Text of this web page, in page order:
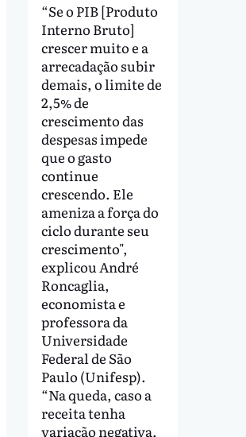
“Se o PIB [Produto
Interno Bruto]
crescer muito e a
arrecadação subir
demais, o limite de
2,5% de
crescimento das
despesas impede
que o gasto
continue
crescendo. Ele
ameniza a força do
ciclo durante seu
crescimento",
explicou André
Roncaglia,
economista e
professora da
Universidade
Federal de São
Paulo (Unifesp).
“Na queda, caso a
receita tenha
variação negativa,